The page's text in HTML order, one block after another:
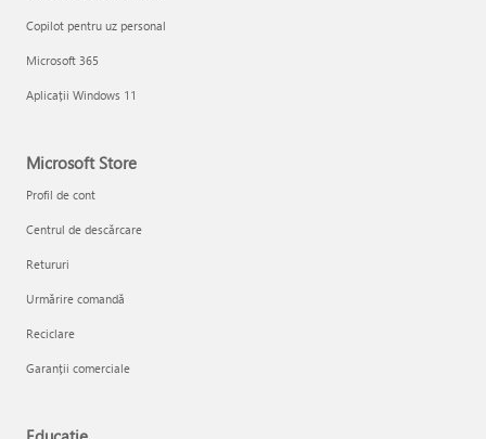
Copilot pentru uz personal
Microsoft 365
Aplicații Windows 11
Microsoft Store
Profil de cont
Centrul de descărcare
Retururi
Urmărire comandă
Reciclare
Garanții comerciale